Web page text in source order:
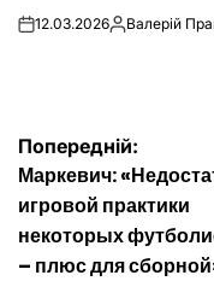
on12.03.2026Опубліковано
Валерій
Навігація
записів
Попередній:
Маркевич:
игровой практики
некоторых
– плюс для